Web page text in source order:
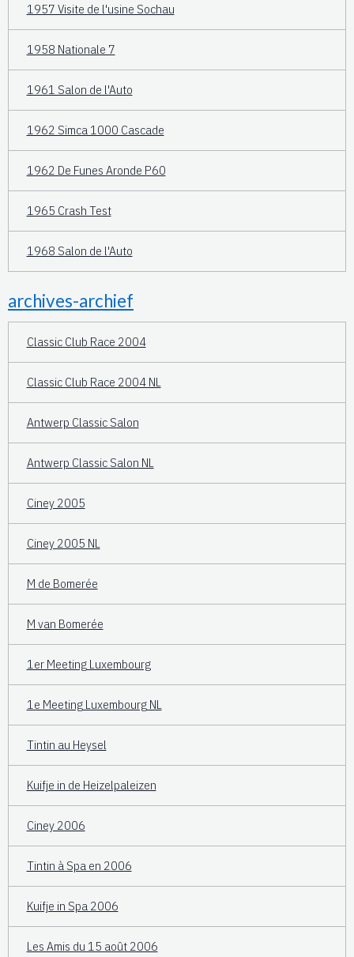
1957 Visite de l'usine Sochau
1958 Nationale 7
1961 Salon de l'Auto
1962 Simca 1000 Cascade
1962 De Funes Aronde P60
1965 Crash Test
1968 Salon de l'Auto
archives-archief
Classic Club Race 2004
Classic Club Race 2004 NL
Antwerp Classic Salon
Antwerp Classic Salon NL
Ciney 2005
Ciney 2005 NL
M de Bomerée
M van Bomerée
1er Meeting Luxembourg
1e Meeting Luxembourg NL
Tintin au Heysel
Kuifje in de Heizelpaleizen
Ciney 2006
Tintin à Spa en 2006
Kuifje in Spa 2006
Les Amis du 15 août 2006